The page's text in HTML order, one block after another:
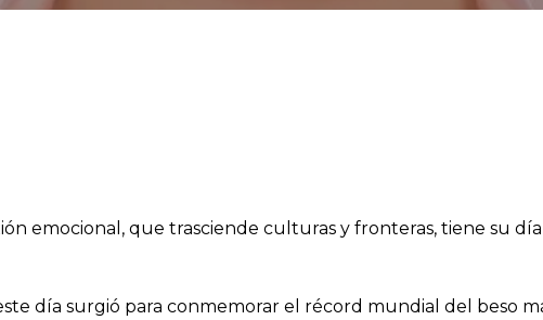
emocional, que trasciende culturas y fronteras, tiene su día
día surgió para conmemorar el récord mundial del beso